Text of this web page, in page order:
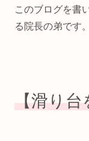
このブログを書
る院長の弟です。
【滑り台